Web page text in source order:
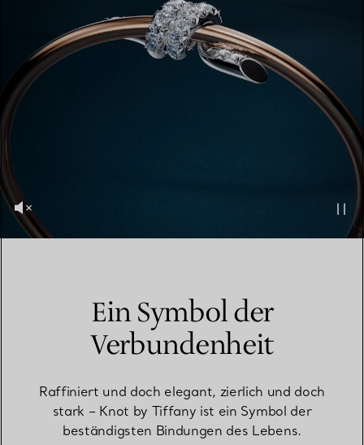
Ein Symbol der
Verbundenheit
Raffiniert und doch elegant, zierlich und doch
stark – Knot by Tiffany ist ein Symbol der
beständigsten Bindungen des Lebens.